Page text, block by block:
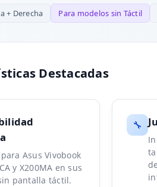
+ Derecha Para modelos sin Táctil
Destacadas
Asus Vivobook
y X200MA en sus
pantalla táctil.
🔧